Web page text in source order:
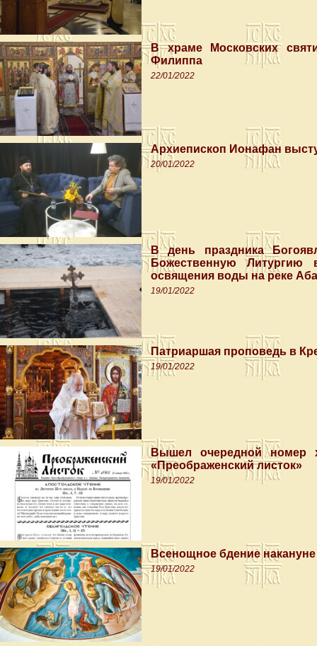
В храме Московских
Филиппа
22/01/2022
Архиепископ Ионафан
20/01/2022
В день праздника
Божественную
освящения воды на реке
19/01/2022
Патриаршая проповедь в
19/01/2022
Вышел очередной номер
«Преображенский листок»
19/01/2022
Всенощное бдение
19/01/2022